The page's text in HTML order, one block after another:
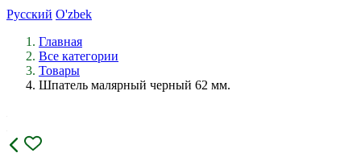
Русский O'zbek
Главная
Все категории
Товары
Шпатель малярный черный 62 мм.